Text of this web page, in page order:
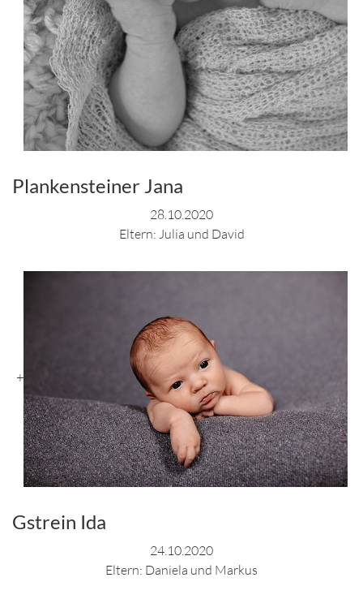
Plankensteiner Jana
28.10.2020
Eltern: Julia und David
+
Gstrein Ida
24.10.2020
Eltern: Daniela und Markus